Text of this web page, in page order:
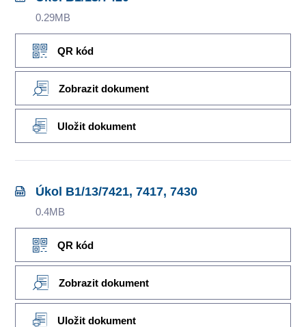
0.29MB
QR kód
Zobrazit dokument
Uložit dokument
Úkol B1/13/7421, 7417, 7430
0.4MB
QR kód
Zobrazit dokument
Uložit dokument